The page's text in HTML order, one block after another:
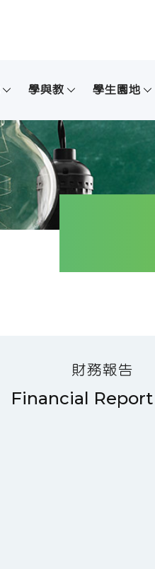
學與教 學生園地
財務報告
Financial Report